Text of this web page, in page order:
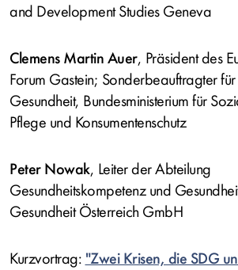
and Development Studies Geneva
Clemens Martin Auer, Präsident des
Forum Gastein; Sonderbeauftragter für
Gesundheit, Bundesministerium für
Pflege und Konsumentenschutz
Peter Nowak, Leiter der Abteilung
Gesundheitskompetenz und
Gesundheit Österreich GmbH
Kurzvortrag: "Zwei Krisen, die SDG